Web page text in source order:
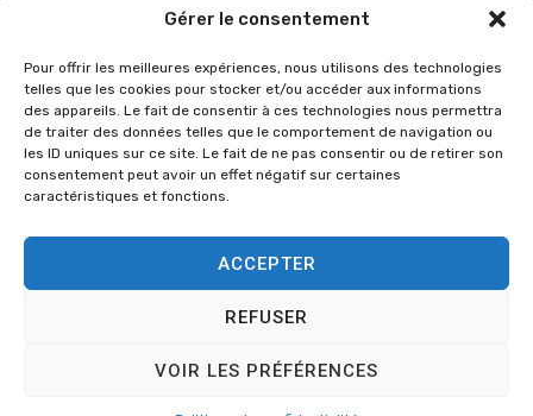
Gérer le consentement
Pour offrir les meilleures expériences, nous utilisons des technologies
telles que les cookies pour stocker et/ou accéder aux informations
des appareils. Le fait de consentir à ces technologies nous permettra
de traiter des données telles que le comportement de navigation ou
les ID uniques sur ce site. Le fait de ne pas consentir ou de retirer son
consentement peut avoir un effet négatif sur certaines
caractéristiques et fonctions.
ACCEPTER
REFUSER
VOIR LES PRÉFÉRENCES
8h00 à 12h15
et de 13h15 à
17h00.
Le Vendredi :
de 8h00 à
12h15 et de
Crozat et Associée, tous
Politique de
confidentialité